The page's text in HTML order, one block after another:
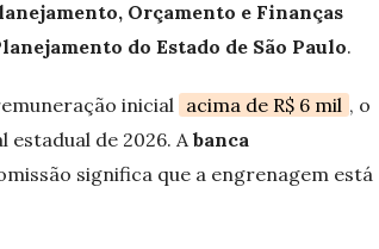
Orçamento e Finanças
do Estado de São Paulo.
inicial acima de R$ 6 mil , o
de 2026. Abanca
significa que a engrenagem está